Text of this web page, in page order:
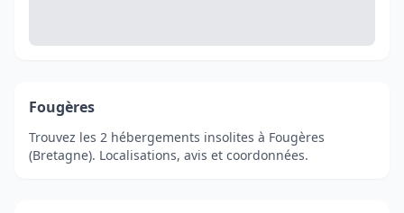
Fougères
Trouvez les 2 hébergements insolites à Fougères
(Bretagne). Localisations, avis et coordonnées.